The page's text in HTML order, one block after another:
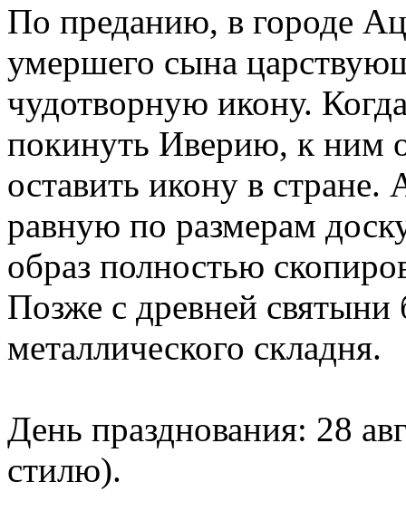
По преданию, в городе
умершего сына
чудотворную икону.
покинуть Иверию, к ним
оставить икону в
равную по размерам
образ полностью
Позже с древней святыни
металлического складня.
День празднования: 28
стилю).